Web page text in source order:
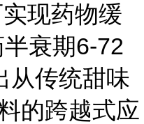
现药物缓
衰期6-72
从传统甜味
的跨越式应